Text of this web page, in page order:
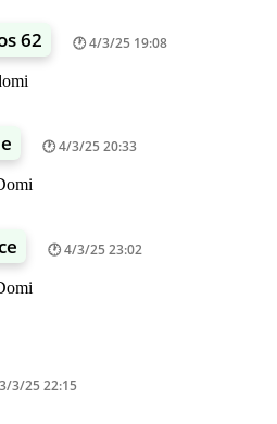
62 4/3/25 19:08
4/3/25 20:33
4/3/25 23:02
3/3/25 22:15